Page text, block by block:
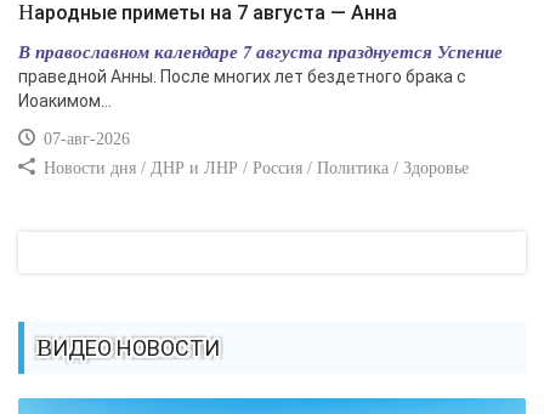
Народные приметы на 7 августа — Анна
В православном календаре 7 августа празднуется Успение
праведной Анны. После многих лет бездетного брака с
Иоакимом...
07-авг-2026
Новости дня / ДНР и ЛНР / Россия / Политика / Здоровье
ВИДЕО НОВОСТИ